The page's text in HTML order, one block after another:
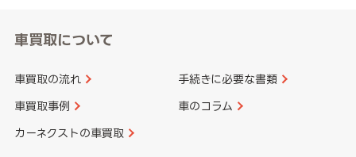
車買取について
車買取の流れ 手続きに必要な書類
車買取事例 車のコラム
カーネクストの車買取